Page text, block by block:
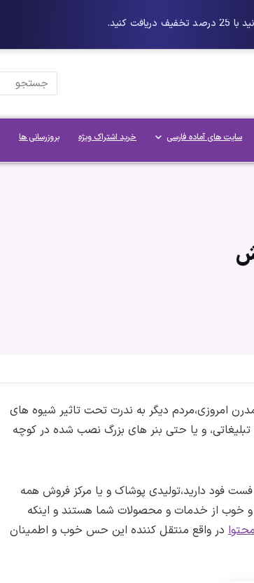
سایت های آماده فارسی خرید اشتراک ویژه بروزرسانی ها
امروزی،مردم دیگر به ندرت تحت تاثیر شیوه های
تبلیغاتی، و یا حتی بنر های بزرگ نصب شده در کوچه
فود دارید،تولیدی پوشاک و یا مرکز فروش همه
خوب از خدمات و محصولات شما هستند و اینکه
در واقع منتقل کننده این حس خوب و اطمینان